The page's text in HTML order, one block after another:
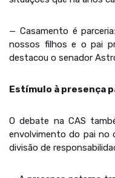
— Casamento é
nossos filhos e o pai
destacou o senador
Estímulo à presença
O debate na CAS
envolvimento do pai no
divisão de